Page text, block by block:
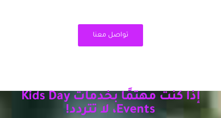
تواصل معنا
إذا كنت مهتمًا بخدمات Kids Day
Events، لا تتردد!